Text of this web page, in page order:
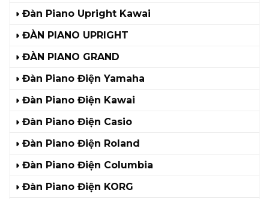
Đàn Piano Upright Kawai
ĐÀN PIANO UPRIGHT
ĐÀN PIANO GRAND
Đàn Piano Điện Yamaha
Đàn Piano Điện Kawai
Đàn Piano Điện Casio
Đàn Piano Điện Roland
Đàn Piano Điện Columbia
Đàn Piano Điện KORG